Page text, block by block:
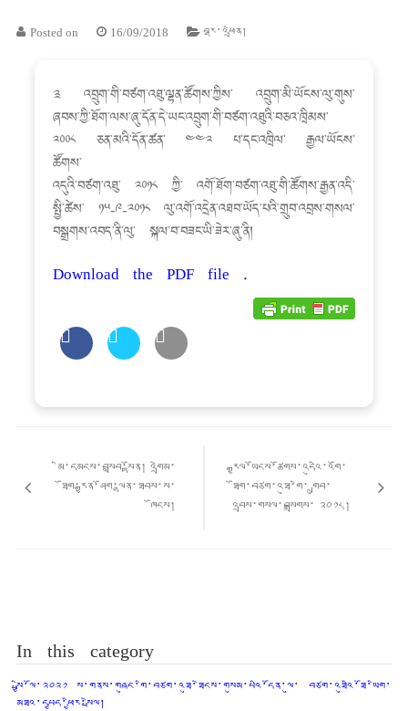
Posted on 16/09/2018 བརྡ་འཕྲིན།
༉ འབྲུག་གི་བཙག་འཐུ་ལྷན་ཚོགས་ཀྱིས་ འབྲུག་མི་ཡོངས་ལུ་གུས་
ཞབས་ཀྱི་ཐོག་ལས་ཞུ་དོན་དེ་ཡང་འབྲུག་གི་བཙག་འཐུའི་བཅའ་ཁྲིམས་
༢༠༠༨ ཅན་མའི་དོན་ཚན་ ༤༤༢ པ་དང་འཁྲིལ་ རྒྱལ་ཡོངས་
ཚོགས་
འདུའི་བཙག་འཐུ་ ༢༠༡༨ ཀྱི་ འགོ་ཐོག་བཙག་འཐུ་གི་ཚོགས་རྒྱན་འདི་
སྤྱི་ཚེས་ ༡༥-༩-༢༠༡༨ ལུ་འགོ་འདྲེན་འཐབ་ཡོད་པའི་གྲུབ་འབྲས་གསལ་
བསྒྲགས་འབད་ནི་ལུ་ སྐལ་བ་བཟང་ཡི་ཟེར་ཞུ་ནི།
Download the PDF file .
འགྲུལ་
མི་དམངས་བསླབ་སྟོན། འགྲེམ་
ཐོག་རྒྱན་ཤོག་ལྷན་ཐབས་ས་
ཁོངས།
རྒྱལ་ཡོངས་ཚོགས་འདུའི་འགོ་
ཐོག་བཙག་འཐུ་གི་ གྲུབ་
འབྲས་གསལ་བསྒྲགས་ ༢༠༡༨།
In this category
སྤྱི་ལོ་༢༠༢༡ ས་གནས་གཞུང་གི་བཙག་འཐུ་ཐེངས་གསུམ་པའི་དོན་ལུ་ བཙག་འཐུའི་ཐོ་ཡིག་
མཐའ་དཔྱད་ཕྱིར་སྤེལ།